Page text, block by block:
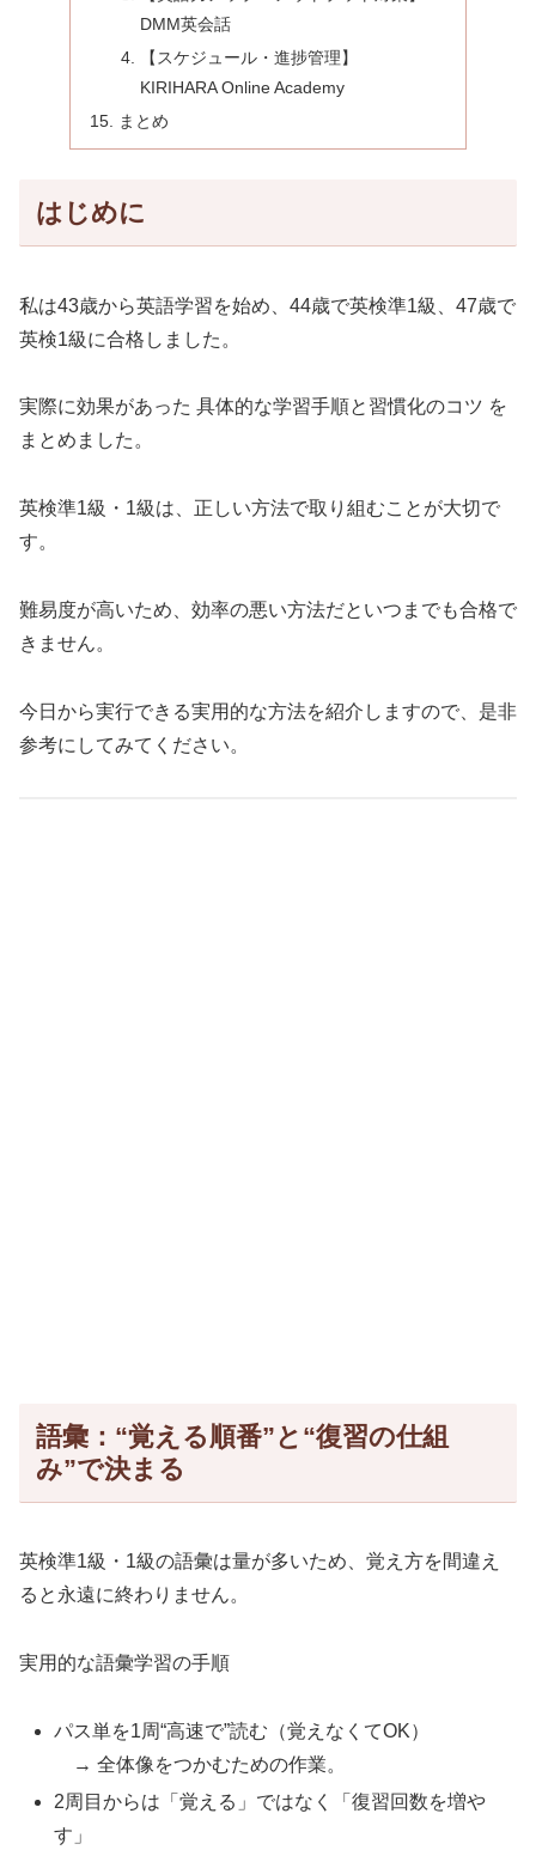
DMM英会話
【スケジュール・進捗管理】
KIRIHARA Online Academy
まとめ
はじめに
私は43歳から英語学習を始め、44歳で英検準1級、47歳で
英検1級に合格しました。
実際に効果があった 具体的な学習手順と習慣化のコツ を
まとめました。
英検準1級・1級は、正しい方法で取り組むことが大切で
す。
難易度が高いため、効率の悪い方法だといつまでも合格で
きません。
今日から実行できる実用的な方法を紹介しますので、是非
参考にしてみてください。
語彙：“覚える順番”と“復習の仕組
み”で決まる
英検準1級・1級の語彙は量が多いため、覚え方を間違え
ると永遠に終わりません。
実用的な語彙学習の手順
パス単を1周“高速で”読む（覚えなくてOK）
→ 全体像をつかむための作業。
2周目からは「覚える」ではなく「復習回数を増や
す」